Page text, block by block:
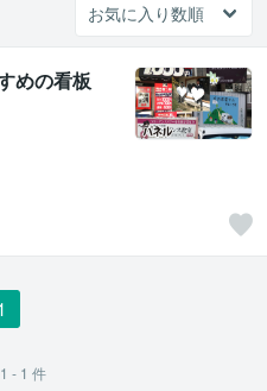
めの看板
1 - 1 件